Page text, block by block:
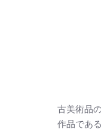
古美術品
作品であ